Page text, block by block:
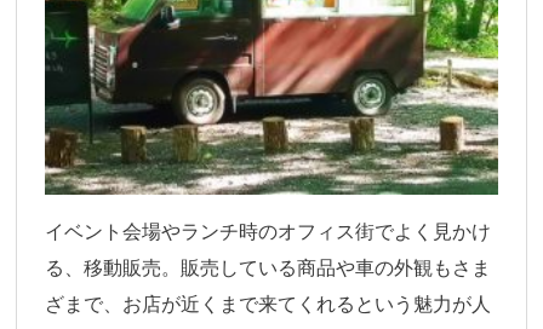
イベント会場やランチ時のオフィス街でよく見かけ
る、移動販売。販売している商品や車の外観もさま
ざまで、お店が近くまで来てくれるという魅力が人